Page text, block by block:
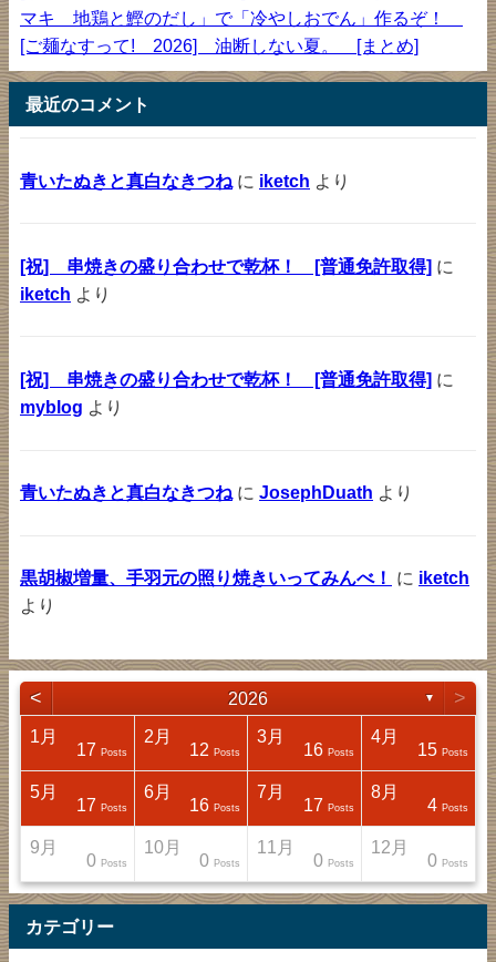
マキ 地鶏と鰹のだし」で「冷やしおでん」作るぞ！
[ご麺なすって! 2026] 油断しない夏。 [まとめ]
最近のコメント
青いたぬきと真白なきつね に iketch より
[祝] 串焼きの盛り合わせで乾杯！ [普通免許取得] に
iketch より
[祝] 串焼きの盛り合わせで乾杯！ [普通免許取得] に
myblog より
青いたぬきと真白なきつね に JosephDuath より
黒胡椒増量、手羽元の照り焼きいってみんべ！ に iketch
より
< 2026 ▼ >
1月
17 Posts
2月
12 Posts
3月
16 Posts
4月
15 Posts
5月
17 Posts
6月
16 Posts
7月
17 Posts
8月
4 Posts
9月
0 Posts
10月
0 Posts
11月
0 Posts
12月
0 Posts
カテゴリー